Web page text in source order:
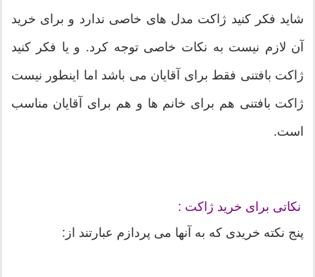
شاید فکر کنید ژاکت مدل های خاصی ندارد و برای خرید
آن لازم نیست به نکات خاصی توجه کرد. و یا فکر کنید
ژاکت بافتنی فقط برای آقایان می باشد اما اینطور نیست
ژاکت بافتنی هم برای خانم ها و هم برای آقایان مناسب
است.
نکاتی برای خرید ژاکت :
پنج نکته خریدی که به آنها می پردازم عبارتند از: